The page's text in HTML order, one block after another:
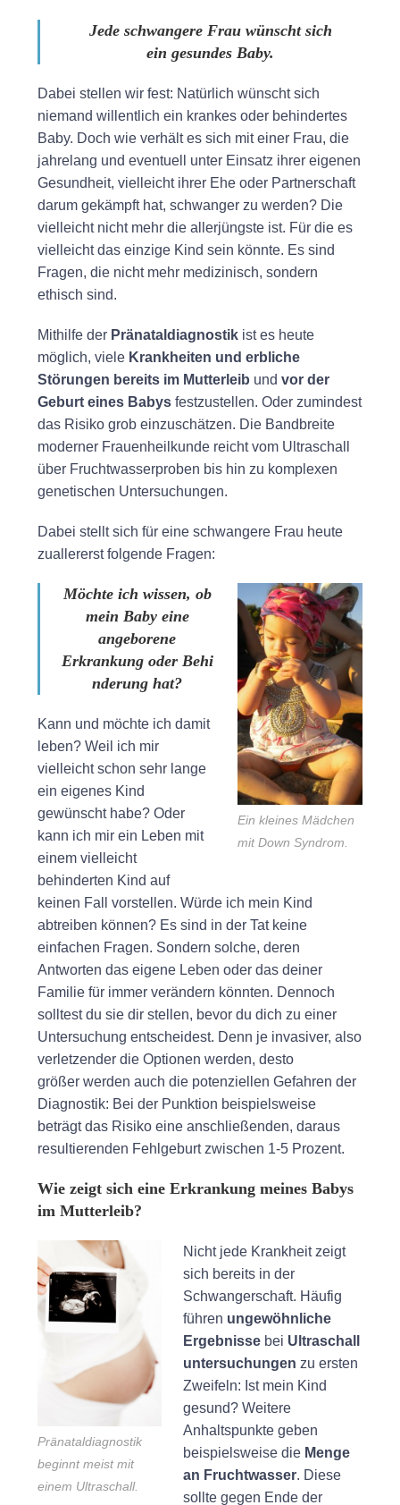
Jede schwangere Frau wünscht sich
ein gesundes Baby.
Dabei stellen wir fest: Natürlich wünscht sich
niemand willentlich ein krankes oder behindertes
Baby. Doch wie verhält es sich mit einer Frau, die
jahrelang und eventuell unter Einsatz ihrer eigenen
Gesundheit, vielleicht ihrer Ehe oder Partnerschaft
darum gekämpft hat, schwanger zu werden? Die
vielleicht nicht mehr die allerjüngste ist. Für die es
vielleicht das einzige Kind sein könnte. Es sind
Fragen, die nicht mehr medizinisch, sondern
ethisch sind.
Mithilfe der Pränataldiagnostik ist es heute
möglich, viele Krankheiten und erbliche
Störungen bereits im Mutterleib undvor der
Geburt eines Babys festzustellen. Oder zumindest
das Risiko grob einzuschätzen. Die Bandbreite
moderner Frauenheilkunde reicht vom Ultraschall
über Fruchtwasserproben bis hin zu komplexen
genetischen Untersuchungen.
Dabei stellt sich für eine schwangere Frau heute
zuallererst folgende Fragen:
Ein kleines Mädchen
mit Down Syndrom.
Möchte ich wissen, ob
mein Baby eine
angeborene
Erkrankung oder Behi
nderung hat?
Kann und möchte ich damit
leben? Weil ich mir
vielleicht schon sehr lange
ein eigenes Kind
gewünscht habe? Oder
kann ich mir ein Leben mit
einem vielleicht
behinderten Kind auf
keinen Fall vorstellen. Würde ich mein Kind
abtreiben können? Es sind in der Tat keine
einfachen Fragen. Sondern solche, deren
Antworten das eigene Leben oder das deiner
Familie für immer verändern könnten. Dennoch
solltest du sie dir stellen, bevor du dich zu einer
Untersuchung entscheidest. Denn je invasiver, also
verletzender die Optionen werden, desto
größer werden auch die potenziellen Gefahren der
Diagnostik: Bei der Punktion beispielsweise
beträgt das Risiko eine anschließenden, daraus
resultierenden Fehlgeburt zwischen 1-5 Prozent.
Wie zeigt sich eine Erkrankung meines Babys
im Mutterleib?
Pränataldiagnostik
beginnt meist mit
einem Ultraschall.
Nicht jede Krankheit zeigt
sich bereits in der
Schwangerschaft. Häufig
führen ungewöhnliche
Ergebnisse bei Ultraschall
untersuchungen zu ersten
Zweifeln: Ist mein Kind
gesund? Weitere
Anhaltspunkte geben
beispielsweise die Menge
an Fruchtwasser. Diese
sollte gegen Ende der